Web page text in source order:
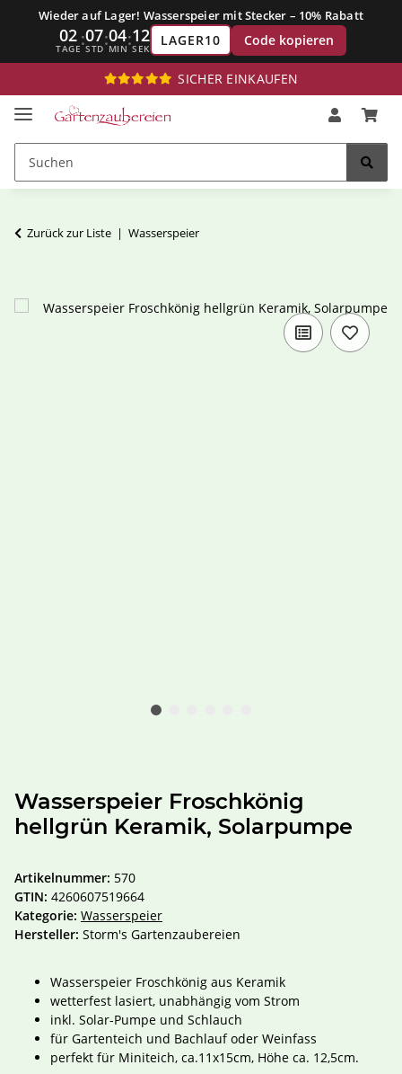
Wieder auf Lager! Wasserspeier mit Stecker – 10% Rabatt
02
TAGE:07
STD:04
MIN:11
SEK
LAGER10 Code kopieren
SICHER EINKAUFEN
Zurück zur Liste Wasserspeier
Wasserspeier Froschkönig
hellgrün Keramik, Solarpumpe
Artikelnummer: 570
GTIN: 4260607519664
Kategorie: Wasserspeier
Hersteller: Storm's Gartenzaubereien
Wasserspeier Froschkönig aus Keramik
wetterfest lasiert, unabhängig vom Strom
inkl. Solar-Pumpe und Schlauch
für Gartenteich und Bachlauf oder Weinfass
perfekt für Miniteich, ca.11x15cm, Höhe ca. 12,5cm.